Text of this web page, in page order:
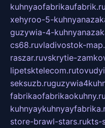
kuhnyaofabrikaufabrik.ru
xehyroo-5-
guzywia-4-
cs68.ruvladivostok-
raszar.ruvskrytie-
lipetsktelecom.ru
seksuzb.ru
fabrikaofabrikaokuhny.ru
store-brawl-stars.rukts-